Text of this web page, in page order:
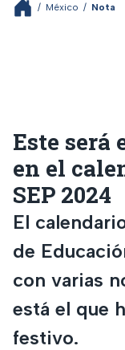
/ México / Nota
Este será
en el
SEP 2024
El
de
con varias
está el que
festivo.